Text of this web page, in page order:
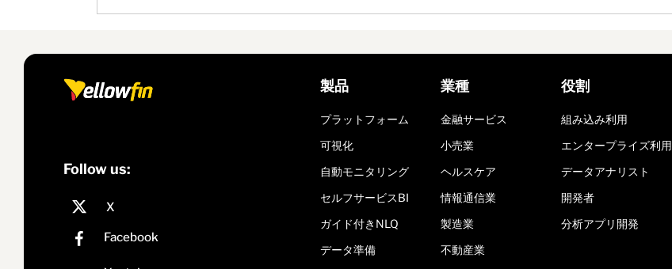
Follow us:
製品
プラットフォーム
可視化
自動モニタリング
セルフサービスBI
ガイド付きNLQ
データ準備
業種
金融サービス
小売業
ヘルスケア
情報通信業
製造業
不動産業
役割
組み込み利用
エンタープライズ利用
データアナリスト
開発者
分析アプリ開発